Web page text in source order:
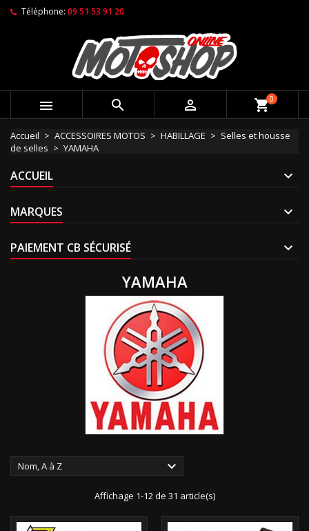
Téléphone: 09 51 53 91 20
   shopping_cart0
Accueil ACCESSOIRES MOTOS HABILLAGE
Selles et housse
de selles
YAMAHA
ACCUEIL
MARQUES
PAIEMENT CB SÉCURISÉ
YAMAHA
Nom, A à Z 
Affichage 1-12 de 31 article(s)